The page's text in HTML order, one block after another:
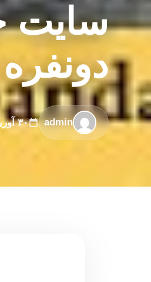
سایت
admin ۳۰ آوریل ۲۰۲۰